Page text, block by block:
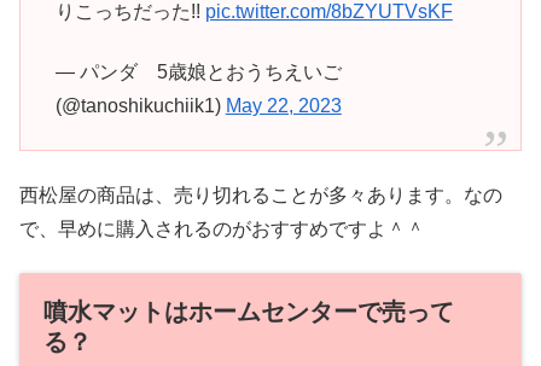
りこっちだった!! pic.twitter.com/8bZYUTVsKF
— パンダ 5歳娘とおうちえいご
(@tanoshikuchiik1) May 22, 2023
西松屋の商品は、売り切れることが多々あります。なの
で、早めに購入されるのがおすすめですよ＾＾
噴水マットはホームセンターで売って
る？